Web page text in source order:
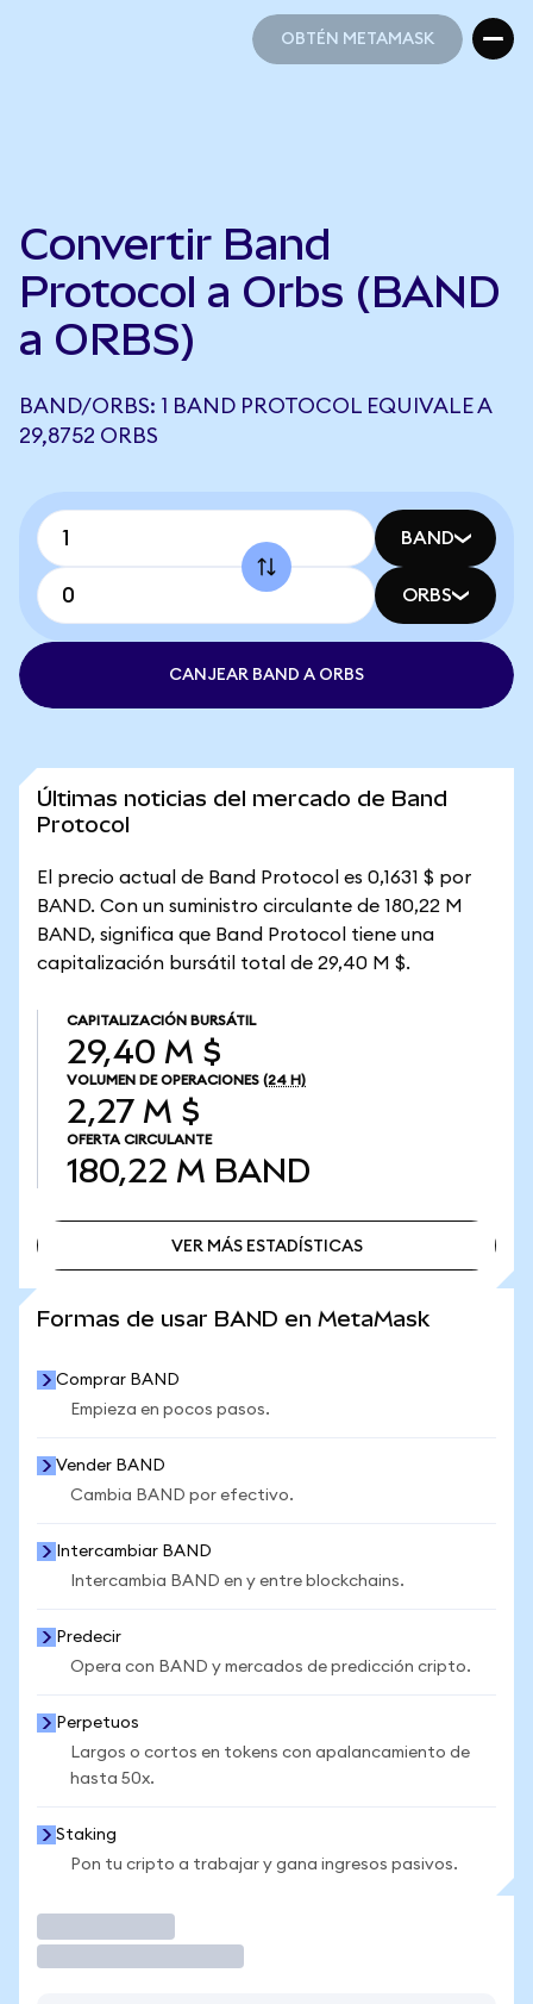
OBTÉN METAMASK
Convertir Band
Protocol a Orbs (BAND
a ORBS)
BAND/ORBS: 1 BAND PROTOCOL EQUIVALE A
29,8752 ORBS
BAND
ORBS
CANJEAR BAND A ORBS
Últimas noticias del mercado de Band
Protocol
El precio actual de Band Protocol es 0,1631 $ por
BAND. Con un suministro circulante de 180,22 M
BAND, significa que Band Protocol tiene una
capitalización bursátil total de 29,40 M $.
CAPITALIZACIÓN BURSÁTIL
29,40 M $
VOLUMEN DE OPERACIONES (24 H)
2,27 M $
OFERTA CIRCULANTE
180,22 M BAND
VER MÁS ESTADÍSTICAS
Formas de usar BAND en MetaMask
Comprar BAND
Empieza en pocos pasos.
Vender BAND
Cambia BAND por efectivo.
Intercambiar BAND
Intercambia BAND en y entre blockchains.
Predecir
Opera con BAND y mercados de predicción cripto.
Perpetuos
Largos o cortos en tokens con apalancamiento de
hasta 50x.
Staking
Pon tu cripto a trabajar y gana ingresos pasivos.